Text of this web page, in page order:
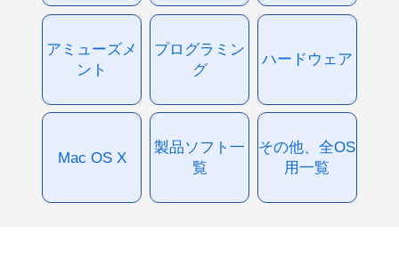
アミューズメ
ント
プログラミン
グ
ハードウェア
Mac OS X
製品ソフト一
覧
その他、全OS
用一覧